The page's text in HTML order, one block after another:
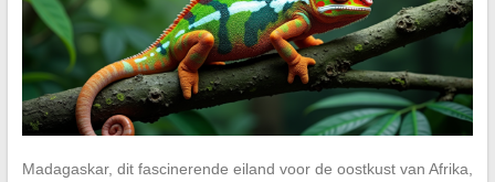
Madagaskar, dit fascinerende eiland voor de oostkust van Afrika,